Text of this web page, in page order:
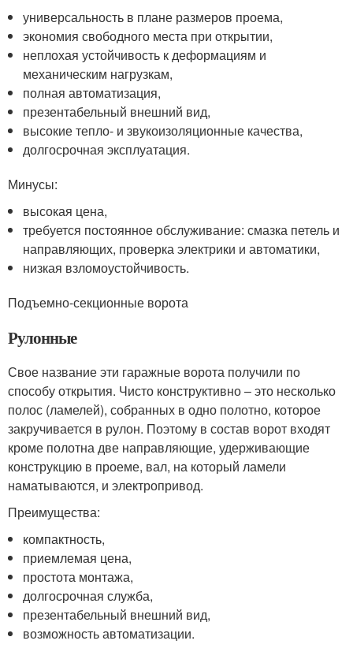
универсальность в плане размеров проема,
экономия свободного места при открытии,
неплохая устойчивость к деформациям и
механическим нагрузкам,
полная автоматизация,
презентабельный внешний вид,
высокие тепло- и звукоизоляционные качества,
долгосрочная эксплуатация.
Минусы:
высокая цена,
требуется постоянное обслуживание: смазка петель и
направляющих, проверка электрики и автоматики,
низкая взломоустойчивость.
Подъемно-секционные ворота
Рулонные
Свое название эти гаражные ворота получили по
способу открытия. Чисто конструктивно – это несколько
полос (ламелей), собранных в одно полотно, которое
закручивается в рулон. Поэтому в состав ворот входят
кроме полотна две направляющие, удерживающие
конструкцию в проеме, вал, на который ламели
наматываются, и электропривод.
Преимущества:
компактность,
приемлемая цена,
простота монтажа,
долгосрочная служба,
презентабельный внешний вид,
возможность автоматизации.